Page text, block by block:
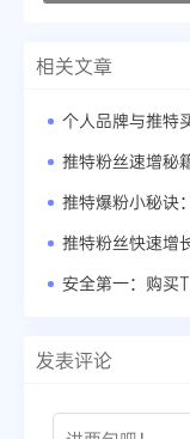
相关文章
个人品牌与推特
推特粉丝速增秘
推特爆粉小秘诀
推特粉丝快速增
安全第一：购
发表评论